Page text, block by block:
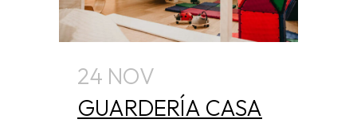
24 NOV
GUARDERÍA CASA